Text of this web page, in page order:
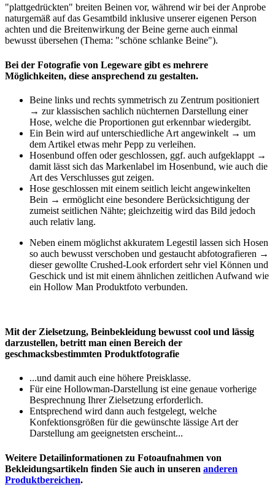
"plattgedrückten" breiten Beinen vor, während wir bei der Anprobe
naturgemäß auf das Gesamtbild inklusive unserer eigenen Person
achten und die Breitenwirkung der Beine gerne auch einmal
bewusst übersehen (Thema: "schöne schlanke Beine").
Bei der Fotografie von Legeware gibt es mehrere
Möglichkeiten, diese ansprechend zu gestalten.
Beine links und rechts symmetrisch zu Zentrum positioniert
→ zur klassischen sachlich nüchternen Darstellung einer
Hose, welche die Proportionen gut erkennbar wiedergibt.
Ein Bein wird auf unterschiedliche Art angewinkelt → um
dem Artikel etwas mehr Pepp zu verleihen.
Hosenbund offen oder geschlossen, ggf. auch aufgeklappt →
damit lässt sich das Markenlabel im Hosenbund, wie auch die
Art des Verschlusses gut zeigen.
Hose geschlossen mit einem seitlich leicht angewinkelten
Bein → ermöglicht eine besondere Berücksichtigung der
zumeist seitlichen Nähte; gleichzeitig wird das Bild jedoch
auch relativ lang.
Neben einem möglichst akkuratem Legestil lassen sich Hosen
so auch bewusst verschoben und gestaucht abfotografieren →
dieser gewollte Crushed-Look erfordert sehr viel Können und
Geschick und ist mit einem ähnlichen zeitlichen Aufwand wie
ein Hollow Man Produktfoto verbunden.
Mit der Zielsetzung, Beinbekleidung bewusst cool und lässig
darzustellen, betritt man einen Bereich der
geschmacksbestimmten Produktfotografie
...und damit auch eine höhere Preisklasse.
Für eine Hollowman-Darstellung ist eine genaue vorherige
Besprechnung Ihrer Zielsetzung erforderlich.
Entsprechend wird dann auch festgelegt, welche
Konfektionsgrößen für die gewünschte lässige Art der
Darstellung am geeignetsten erscheint...
Weitere Detailinformationen zu Fotoaufnahmen von
Bekleidungsartikeln finden Sie auch in unseren anderen
Produktbereichen.